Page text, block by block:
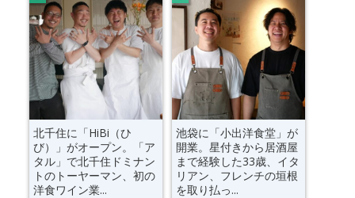
北千住に「HiBi（ひ
び）」がオープン。「ア
タル」で北千住ドミナン
トのトーヤーマン、初の
洋食ワイン業...
池袋に「小出洋食堂」が
開業。星付きから居酒屋
まで経験した33歳、イタ
リアン、フレンチの垣根
を取り払っ...